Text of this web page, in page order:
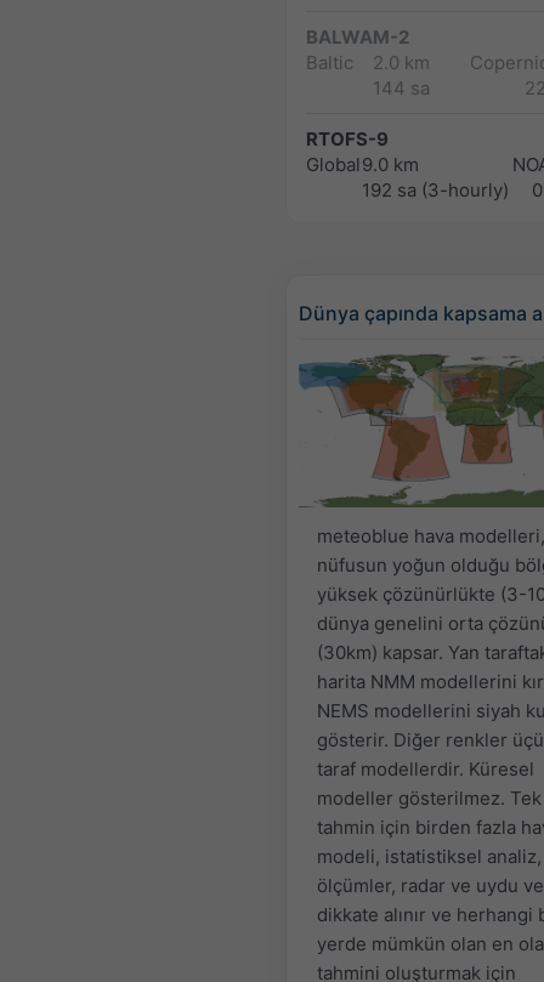
BALWAM-2
Baltic
2.0 km
144 sa
RTOFS-9
Global9.0 km
192 sa (3-hourly)
Dünya çapında kapsama
meteoblue hava modelleri,
nüfusun yoğun olduğu
yüksek çözünürlükte (3-
dünya genelini orta
(30km) kapsar. Yan
harita NMM modellerini
NEMS modellerini siyah
gösterir. Diğer renkler
taraf modellerdir. Küresel
modeller gösterilmez.
tahmin için birden fazla
modeli, istatistiksel analiz,
ölçümler, radar ve uydu
dikkate alınır ve herhangi
yerde mümkün olan en
tahmini oluşturmak için